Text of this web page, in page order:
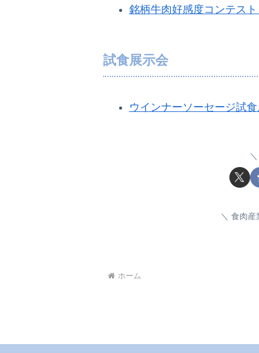
銘柄牛肉好感度コンテス
試食展示会
ウインナーソーセージ試
食肉産
ホーム